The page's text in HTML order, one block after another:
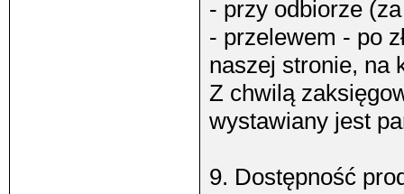
- przy odbiorze
- przelewem - po
naszej stronie, na
Z chwilą
wystawiany jest
9. Dostępność